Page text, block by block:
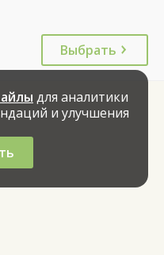
Выбрать
для аналитики
и улучшения